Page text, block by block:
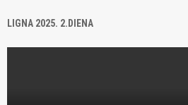
LIGNA 2025. 2.DIENA